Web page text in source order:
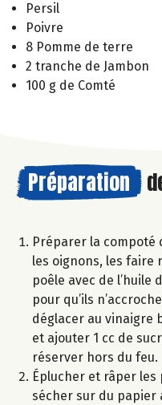
Persil
Poivre
8 Pomme de terre
2 tranche de Jambon
100 g de Comté
Préparation
Préparer la compoté
les oignons, les faire
poêle avec de l’huile
pour qu’ils
déglacer au vinaigre
et ajouter 1 cc de
réserver hors du feu.
Éplucher et râper
sécher sur du